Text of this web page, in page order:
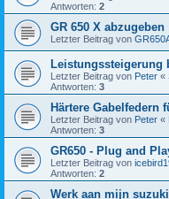
Antworten: 2
GR 650 X abzugeben
Letzter Beitrag von
Leistungssteigerung
Letzter Beitrag von Peter «
Antworten: 3
Härtere Gabelfedern
Letzter Beitrag von Peter «
Antworten: 3
GR650 - Plug and
Letzter Beitrag von
Antworten: 2
Werk aan mijn suzuki